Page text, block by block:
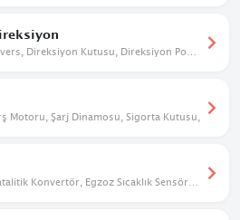
Motoru, Şarj Dinamosu, Sigorta Kutusu,